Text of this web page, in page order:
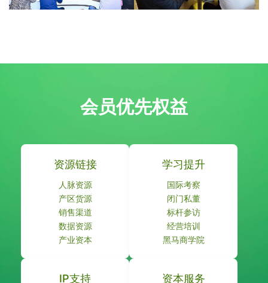
会员优先权益
资源链接
人脉资源
产区货源
销售渠道
数据资源
产业资本
学习提升
国际考察
闭门私董
标杆参访
经营培训
黑马商学院
IP支持 资本服务